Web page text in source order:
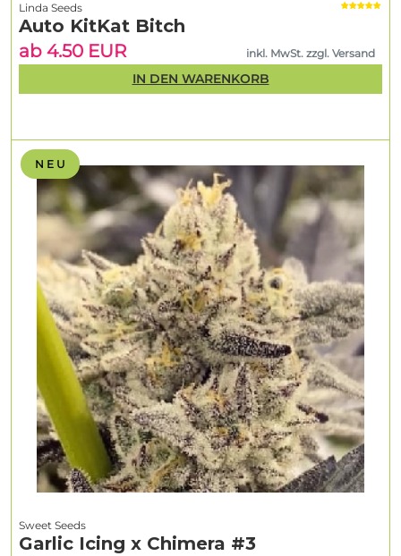
N E U
Sweet Seeds
Garlic Icing x Chimera #3
Linda Seeds
Auto KitKat Bitch
ab 4.50 EUR
inkl. MwSt. zzgl. Versand
IN DEN WARENKORB